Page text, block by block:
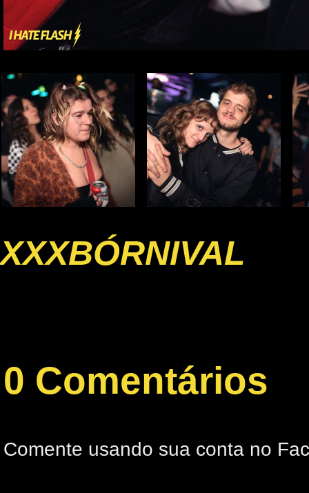
XXXBÓRNIVAL
0 Comentários
Comente usando sua conta no